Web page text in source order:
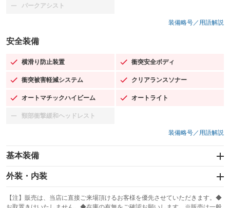
パークアシスト
：装備なし
装備略号／用語解説
安全装備
横滑り防止装置
：装備あり 衝突安全ボディ
：装備あり
衝突被害軽減システム
：装備あり クリアランスソナー
：装備あり
オートマチックハイビーム
：装備あり オートライト
：装備あり
頸部衝撃緩和ヘッドレスト
：装備なし
装備略号／用語解説
基本装備
エアバッグ：運転席/助手席/サイド
：装備あり
：装備なし
外装・内装
カーナビ：メモリーナビ他
：装備あり
【注】販売は、当店に直接ご来場頂けるお客様を優先させていただきます。◆